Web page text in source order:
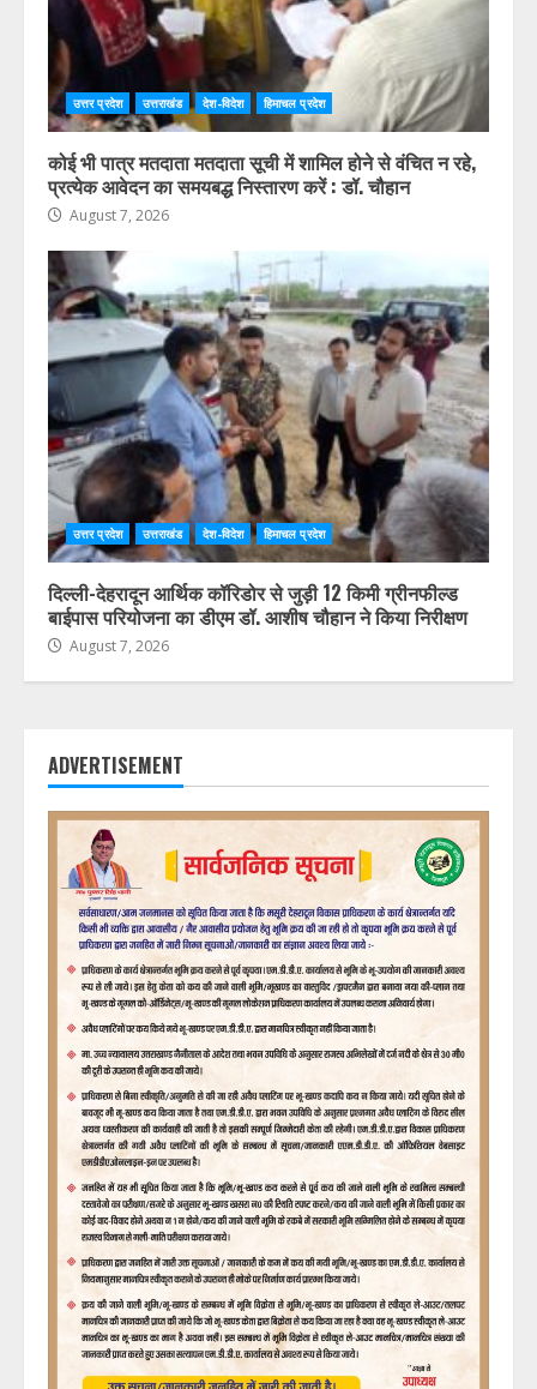
उत्तर प्रदेश उत्तराखंड देश-विदेश हिमाचल प्रदेश
कोई भी पात्र मतदाता मतदाता सूची में शामिल होने से वंचित न रहे,
प्रत्येक आवेदन का समयबद्ध निस्तारण करें : डॉ. चौहान
August 7, 2026
उत्तर प्रदेश उत्तराखंड देश-विदेश हिमाचल प्रदेश
दिल्ली-देहरादून आर्थिक कॉरिडोर से जुड़ी 12 किमी ग्रीनफील्ड
बाईपास परियोजना का डीएम डॉ. आशीष चौहान ने किया निरीक्षण
August 7, 2026
ADVERTISEMENT